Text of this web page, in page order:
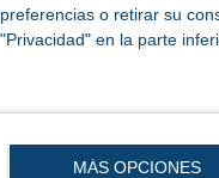
preferencias o retirar su
"Privacidad" en la parte
MÁS OPCIONES
para ROSI”, declaró la
despliegue industrial,
es crear una plataforma
los paneles solares
futuro”.
de millones de toneladas
materiales valiosos de
de bajo valor